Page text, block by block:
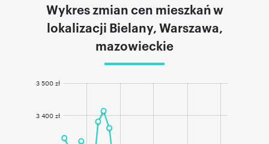
Wykres zmian cen mieszkań w
lokalizacji Bielany, Warszawa,
mazowieckie
3 400 zł
3 500 zł